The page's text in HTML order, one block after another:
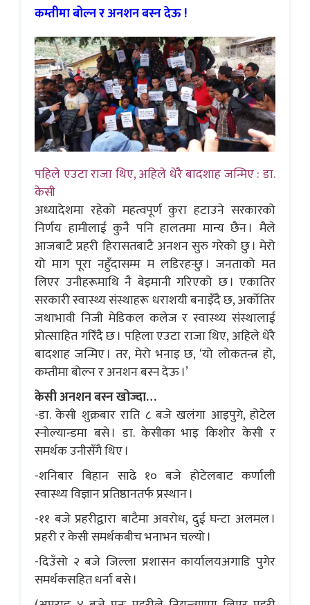
कम्तीमा बोल्न र अनशन बस्न देऊ !
पहिले एउटा राजा थिए, अहिले धेरै बादशाह जन्मिए : डा.
केसी
अध्यादेशमा रहेको महत्वपूर्ण कुरा हटाउने सरकारको
निर्णय हामीलाई कुनै पनि हालतमा मान्य छैन । मैले
आजबाटै प्रहरी हिरासतबाटै अनशन सुरु गरेको छु । मेरो
यो माग पूरा नहुँदासम्म म लडिरहन्छु । जनताको मत
लिएर उनीहरूमाथि नै बेइमानी गरिएको छ । एकातिर
सरकारी स्वास्थ्य संस्थाहरू धराशयी बनाइँदै छ, अर्कोतिर
जथाभावी निजी मेडिकल कलेज र स्वास्थ्य संस्थालाई
प्रोत्साहित गरिँदै छ । पहिला एउटा राजा थिए, अहिले धेरै
बादशाह जन्मिए । तर, मेरो भनाइ छ, ‘यो लोकतन्त्र हो,
कम्तीमा बोल्न र अनशन बस्न देऊ ।’
केसी अनशन बस्न खोज्दा…
-डा. केसी शुक्रबार राति ८ बजे खलंगा आइपुगे, होटेल
स्नोल्यान्डमा बसे । डा. केसीका भाइ किशोर केसी र
समर्थक उनीसँगै थिए ।
-शनिबार बिहान साढे १० बजे होटेलबाट कर्णाली
स्वास्थ्य विज्ञान प्रतिष्ठानतर्फ प्रस्थान ।
-११ बजे प्रहरीद्वारा बाटैमा अवरोध, दुई घन्टा अलमल ।
प्रहरी र केसी समर्थकबीच भनाभन चल्यो ।
-दिउँसो २ बजे जिल्ला प्रशासन कार्यालयअगाडि पुगेर
समर्थकसहित धर्ना बसे ।